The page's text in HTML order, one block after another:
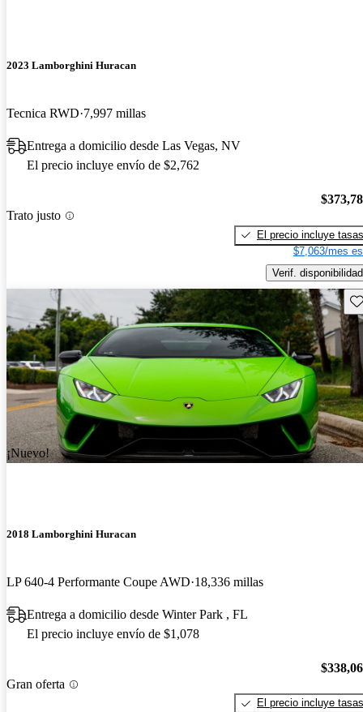
2023 Lamborghini Huracan
Tecnica RWD 7,997 millas
Entrega a domicilio desde Las Vegas, NV
El precio incluye envío de $2,762
Trato justo
El precio incluye tasas
$7,063/mes
Verif. disponibilidad
¡Nuevo!
2018 Lamborghini Huracan
LP 640-4 Performante Coupe AWD 18,336 millas
Entrega a domicilio desde Winter Park , FL
El precio incluye envío de $1,078
Gran oferta
El precio incluye tasas